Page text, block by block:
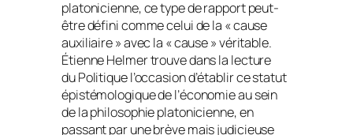
platonicienne, ce type de rapport peut-
être défini comme celui de la « cause
auxiliaire » avec la « cause » véritable.
Étienne Helmer trouve dans la lecture
duPolitiquel’occasion d’établir ce statut
épistémologique de l’économie au sein
de la philosophie platonicienne, en
passant par une brève mais judicieuse